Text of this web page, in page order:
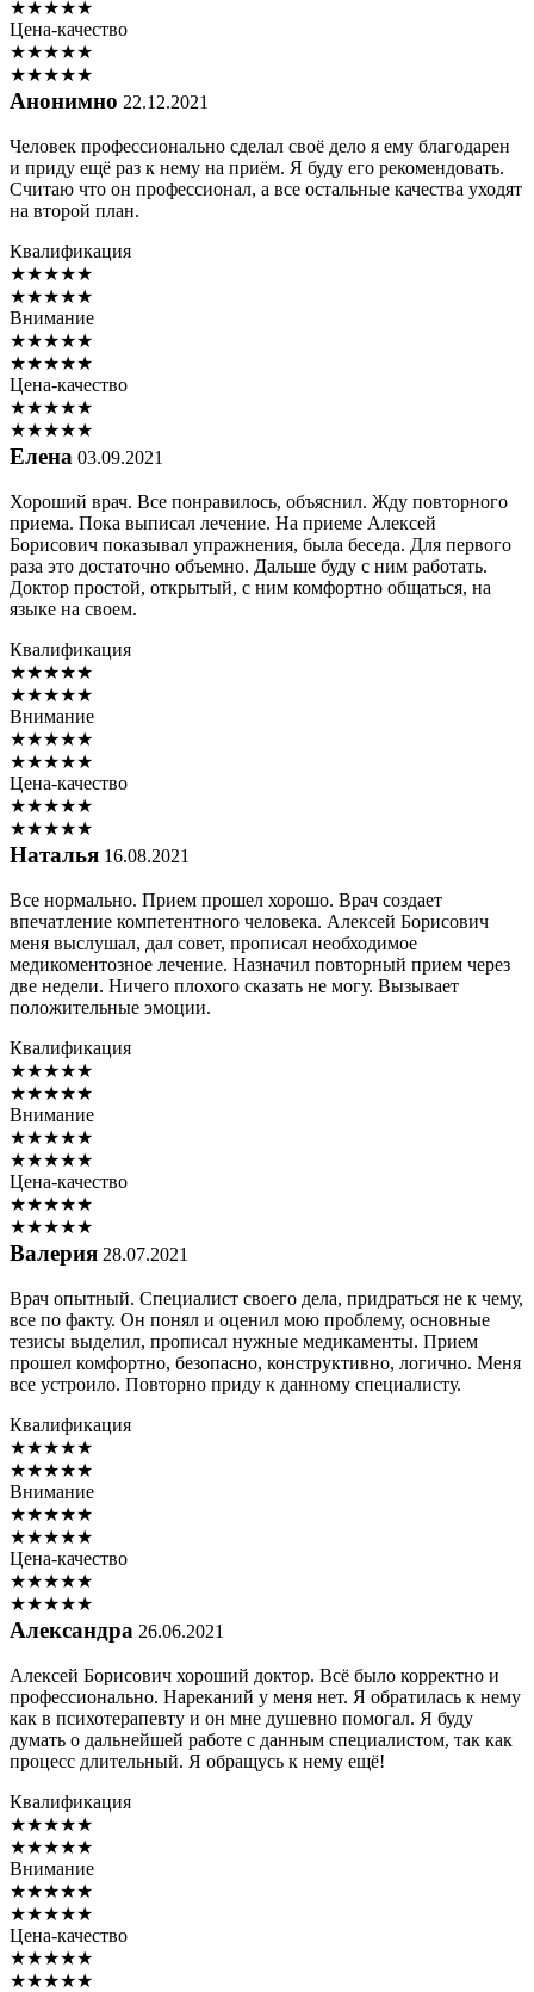
★★★★★
Цена-качество
★★★★★
★★★★★
Анонимно 22.12.2021
Человек профессионально сделал своё дело я ему благодарен
и приду ещё раз к нему на приём. Я буду его рекомендовать.
Считаю что он профессионал, а все остальные качества уходят
на второй план.
Квалификация
★★★★★
★★★★★
Внимание
★★★★★
★★★★★
Цена-качество
★★★★★
★★★★★
Елена 03.09.2021
Хороший врач. Все понравилось, объяснил. Жду повторного
приема. Пока выписал лечение. На приеме Алексей
Борисович показывал упражнения, была беседа. Для первого
раза это достаточно объемно. Дальше буду с ним работать.
Доктор простой, открытый, с ним комфортно общаться, на
языке на своем.
Квалификация
★★★★★
★★★★★
Внимание
★★★★★
★★★★★
Цена-качество
★★★★★
★★★★★
Наталья 16.08.2021
Все нормально. Прием прошел хорошо. Врач создает
впечатление компетентного человека. Алексей Борисович
меня выслушал, дал совет, прописал необходимое
медикоментозное лечение. Назначил повторный прием через
две недели. Ничего плохого сказать не могу. Вызывает
положительные эмоции.
Квалификация
★★★★★
★★★★★
Внимание
★★★★★
★★★★★
Цена-качество
★★★★★
★★★★★
Валерия 28.07.2021
Врач опытный. Специалист своего дела, придраться не к чему,
все по факту. Он понял и оценил мою проблему, основные
тезисы выделил, прописал нужные медикаменты. Прием
прошел комфортно, безопасно, конструктивно, логично. Меня
все устроило. Повторно приду к данному специалисту.
Квалификация
★★★★★
★★★★★
Внимание
★★★★★
★★★★★
Цена-качество
★★★★★
★★★★★
Александра 26.06.2021
Алексей Борисович хороший доктор. Всё было корректно и
профессионально. Нареканий у меня нет. Я обратилась к нему
как в психотерапевту и он мне душевно помогал. Я буду
думать о дальнейшей работе с данным специалистом, так как
процесс длительный. Я обращусь к нему ещё!
Квалификация
★★★★★
★★★★★
Внимание
★★★★★
★★★★★
Цена-качество
★★★★★
★★★★★